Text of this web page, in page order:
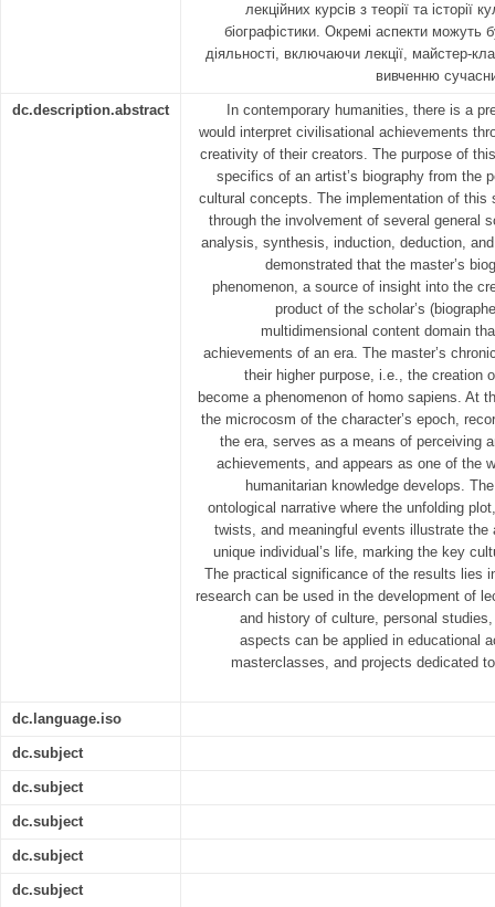
лекційних курсів з теорії та історії
біографістики. Окремі аспекти можуть
діяльності, включаючи лекції, майстер-
вивченню
dc.description.abstract
In contemporary humanities, there is a
would interpret civilisational achievements
creativity of their creators. The purpose of
specifics of an artist’s biography from the
cultural concepts. The implementation of this
through the involvement of several general
analysis, synthesis, induction, deduction,
demonstrated that the master’s
phenomenon, a source of insight into the
product of the scholar’s
multidimensional content domain
achievements of an era. The master’s
their higher purpose, i.e., the creation
become a phenomenon of homo sapiens. At
the microcosm of the character’s epoch,
the era, serves as a means of perceiving
achievements, and appears as one of the
humanitarian knowledge develops.
ontological narrative where the unfolding
twists, and meaningful events illustrate
unique individual’s life, marking the key
The practical significance of the results lies
research can be used in the development of
and history of culture, personal
aspects can be applied in educational
masterclasses, and projects dedicated
dc.language.iso
dc.subject
dc.subject
dc.subject
dc.subject
dc.subject